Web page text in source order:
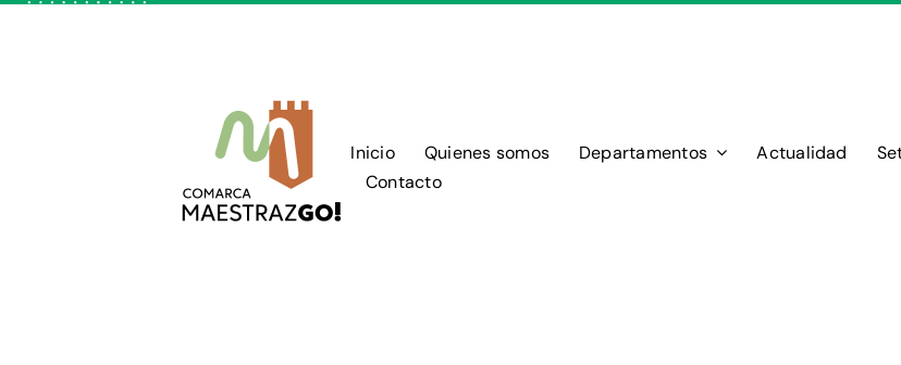
Inicio Quienes somos Departamentos Actualidad
Contacto